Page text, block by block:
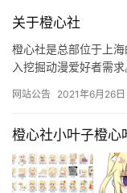
关于橙心社
橙心社是总部位于上
入挖掘动漫爱好者需
网站公告 2021年6月26日
橙心社小叶子橙心